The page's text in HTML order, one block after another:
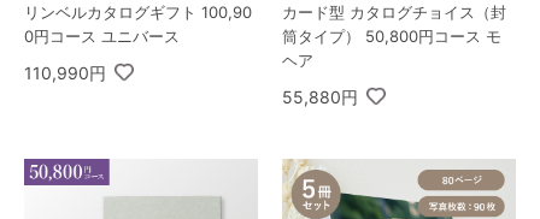
リンベルカタログギフト 100,90
0円コース ユニバース
110,990円
カード型 カタログチョイス（封
筒タイプ） 50,800円コース モ
ヘア
55,880円